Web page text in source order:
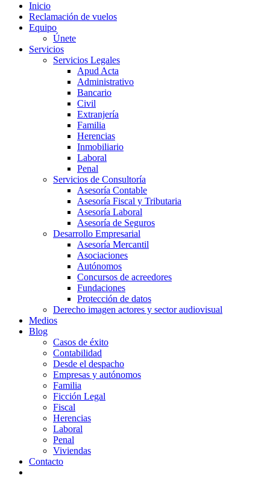
Inicio
Reclamación de vuelos
Equipo
Únete
Servicios
Servicios Legales
Apud Acta
Administrativo
Bancario
Civil
Extranjería
Familia
Herencias
Inmobiliario
Laboral
Penal
Servicios de Consultoría
Asesoría Contable
Asesoría Fiscal y Tributaria
Asesoría Laboral
Asesoría de Seguros
Desarrollo Empresarial
Asesoría Mercantil
Asociaciones
Autónomos
Concursos de acreedores
Fundaciones
Protección de datos
Derecho imagen actores y sector audiovisual
Medios
Blog
Casos de éxito
Contabilidad
Desde el despacho
Empresas y autónomos
Familia
Ficción Legal
Fiscal
Herencias
Laboral
Penal
Viviendas
Contacto